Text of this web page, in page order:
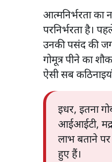
आत्मनिर्भरता का
परनिर्भरता है।
उनकी पसंद की
गोमूत्र पीने का
ऐसी सब
इधर, इतना
आईआईटी,
लाभ बताने पर
हुए हैं।